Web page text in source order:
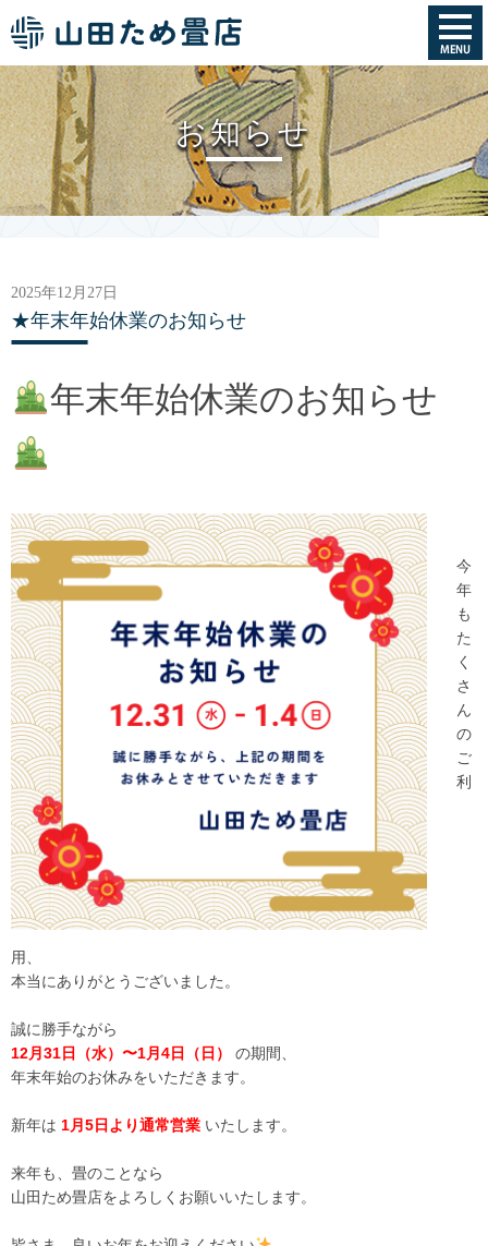
お知らせ
2025年12月27日
★年末年始休業のお知らせ
年末年始休業のお知らせ
今
年
も
た
く
さ
ん
の
ご
利
用、
本当にありがとうございました。
誠に勝手ながら
12月31日（水）〜1月4日（日）
の期間、
年末年始のお休みをいただきます。
新年は 1月5日より通常営業 いたします。
来年も、畳のことなら
山田ため畳店をよろしくお願いいたします。